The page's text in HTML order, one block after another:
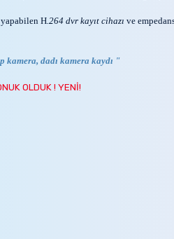
yapabilen H.264 dvr kayıt cihazı ve
kamera, dadı kamera kaydı "
OLDUK ! YENİ!